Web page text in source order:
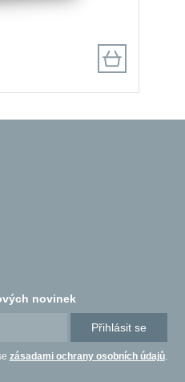
novinek
Přihlásit se
zásadami ochrany osobních údajů.